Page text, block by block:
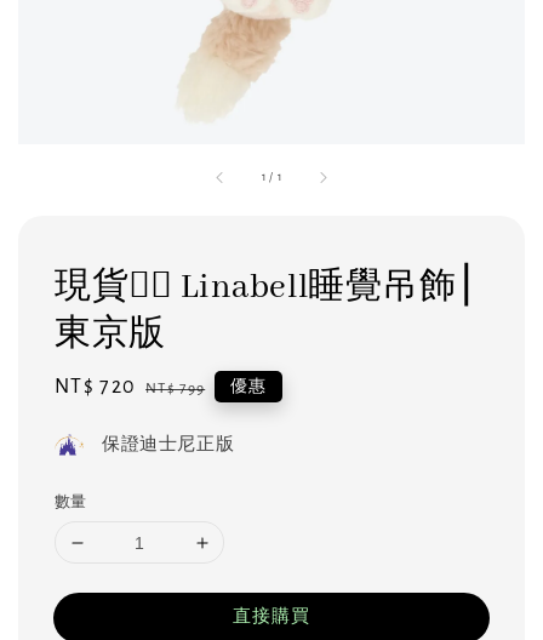
1 / 1
現貨❤️‍🔥 Linabell睡覺吊飾⎮
東京版
Sale
NT$ 720 Regular
NT$ 799 優惠
保證迪士尼正版
數量
直接購買